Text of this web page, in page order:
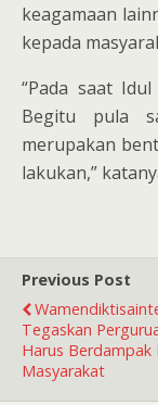
keagamaan
kepada
“Pada saat
Begitu pula
merupakan
lakukan,”
Previous Post
Tegaskan
Harus Berdampak
Masyarakat